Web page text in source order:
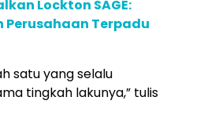
Lockton SAGE:
Terpadu
satu yang selalu
tingkah lakunya,” tulis